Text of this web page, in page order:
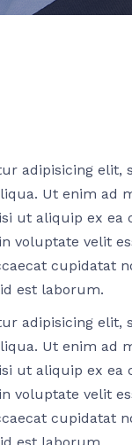
adipisicing elit,
Ut enim ad
ut aliquip ex ea
voluptate velit
cupidatat
est laborum.
adipisicing elit,
Ut enim ad
ut aliquip ex ea
voluptate velit
cupidatat